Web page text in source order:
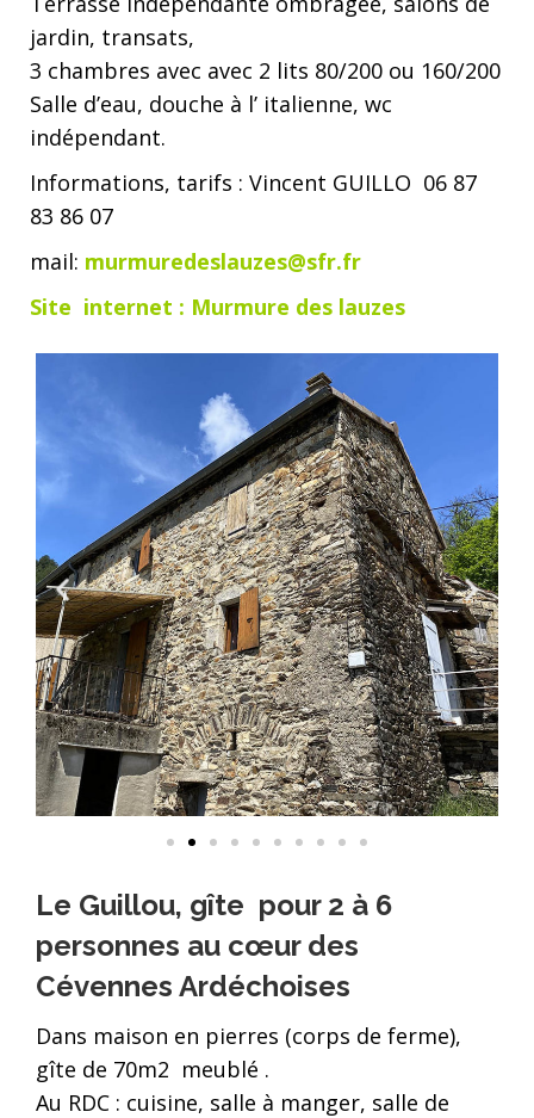
jardin, transats,
3 chambres avec avec 2 lits 80/200 ou 160/200
Salle d’eau, douche à l’ italienne, wc
indépendant.
Informations, tarifs : Vincent GUILLO 06 87
83 86 07
mail: murmuredeslauzes@sfr.fr
Site internet : Murmure des lauzes
Le Guillou, gîte pour 2 à 6
personnes au cœur des
Cévennes Ardéchoises
Dans maison en pierres (corps de ferme),
gîte de 70m2 meublé .
Au RDC : cuisine, salle à manger, salle de